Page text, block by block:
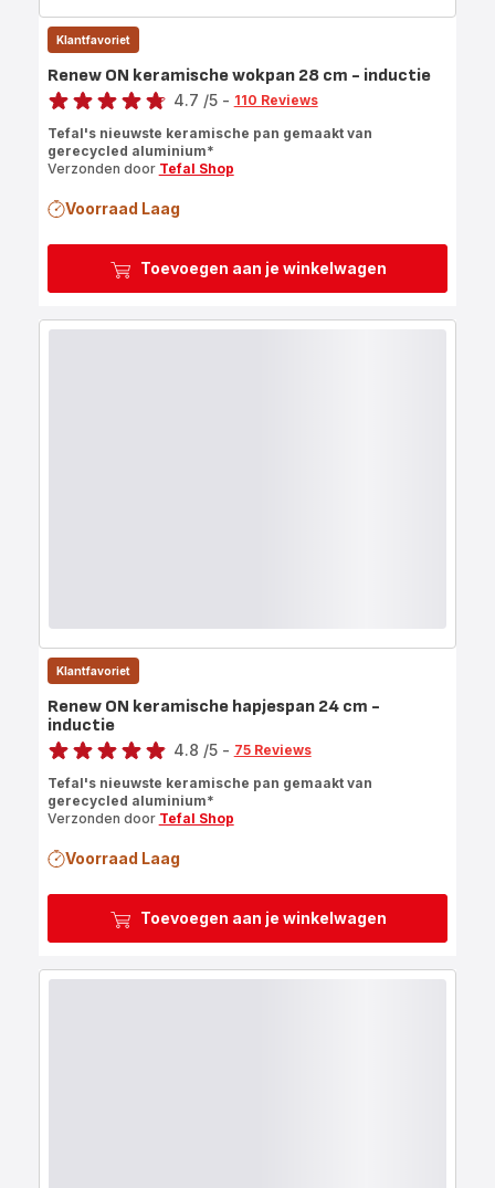
Toevoegen aan je winkelwagen
Klantfavoriet
Renew ON keramische wokpan 28 cm - inductie
Score
4.7 /5 - 110 Reviews
Tefal's nieuwste keramische pan gemaakt van
gerecycled aluminium*
Verzonden door Tefal Shop
Voorraad Laag
Toevoegen aan je winkelwagen
Klantfavoriet
Renew ON keramische hapjespan 24 cm -
inductie
Score
4.8 /5 - 75 Reviews
Tefal's nieuwste keramische pan gemaakt van
gerecycled aluminium*
Verzonden door Tefal Shop
Voorraad Laag